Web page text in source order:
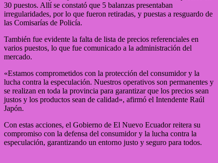
30 puestos. Allí se constató que 5 balanzas presentaban
irregularidades, por lo que fueron retiradas, y puestas a resguardo de
las Comisarías de Policía.
También fue evidente la falta de lista de precios referenciales en
varios puestos, lo que fue comunicado a la administración del
mercado.
«Estamos comprometidos con la protección del consumidor y la
lucha contra la especulación. Nuestros operativos son permanentes y
se realizan en toda la provincia para garantizar que los precios sean
justos y los productos sean de calidad», afirmó el Intendente Raúl
Japón.
Con estas acciones, el Gobierno de El Nuevo Ecuador reitera su
compromiso con la defensa del consumidor y la lucha contra la
especulación, garantizando un entorno justo y seguro para todos.